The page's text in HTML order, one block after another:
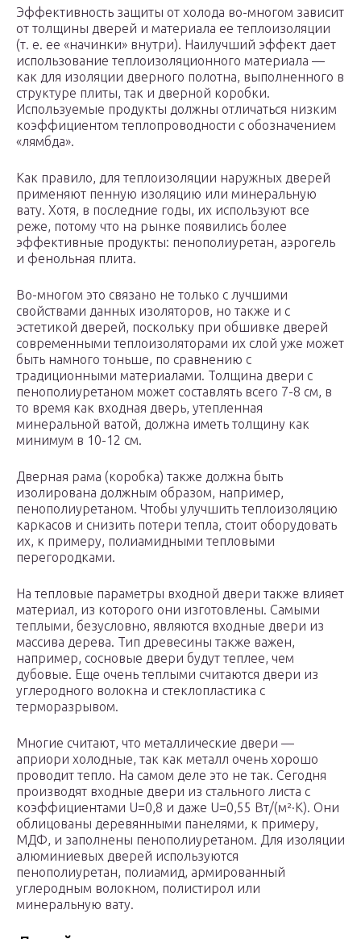
Эффективность защиты от холода во-многом зависит
от толщины дверей и материала ее теплоизоляции
(т. е. ее «начинки» внутри). Наилучший эффект дает
использование теплоизоляционного материала —
как для изоляции дверного полотна, выполненного в
структуре плиты, так и дверной коробки.
Используемые продукты должны отличаться низким
коэффициентом теплопроводности с обозначением
«лямбда».
Как правило, для теплоизоляции наружных дверей
применяют пенную изоляцию или минеральную
вату. Хотя, в последние годы, их используют все
реже, потому что на рынке появились более
эффективные продукты: пенополиуретан, аэрогель
и фенольная плита.
Во-многом это связано не только с лучшими
свойствами данных изоляторов, но также и с
эстетикой дверей, поскольку при обшивке дверей
современными теплоизоляторами их слой уже может
быть намного тоньше, по сравнению с
традиционными материалами. Толщина двери с
пенополиуретаном может составлять всего 7-8 см, в
то время как входная дверь, утепленная
минеральной ватой, должна иметь толщину как
минимум в 10-12 см.
Дверная рама (коробка) также должна быть
изолирована должным образом, например,
пенополиуретаном. Чтобы улучшить теплоизоляцию
каркасов и снизить потери тепла, стоит оборудовать
их, к примеру, полиамидными тепловыми
перегородками.
На тепловые параметры входной двери также влияет
материал, из которого они изготовлены. Самыми
теплыми, безусловно, являются входные двери из
массива дерева. Тип древесины также важен,
например, сосновые двери будут теплее, чем
дубовые. Еще очень теплыми считаются двери из
углеродного волокна и стеклопластика с
терморазрывом.
Многие считают, что металлические двери —
априори холодные, так как металл очень хорошо
проводит тепло. На самом деле это не так. Сегодня
производят входные двери из стального листа с
коэффициентами U=0,8 и даже U=0,55 Вт/(м²·К). Они
облицованы деревянными панелями, к примеру,
МДФ, и заполнены пенополиуретаном. Для изоляции
алюминиевых дверей используются
пенополиуретан, полиамид, армированный
углеродным волокном, полистирол или
минеральную вату.